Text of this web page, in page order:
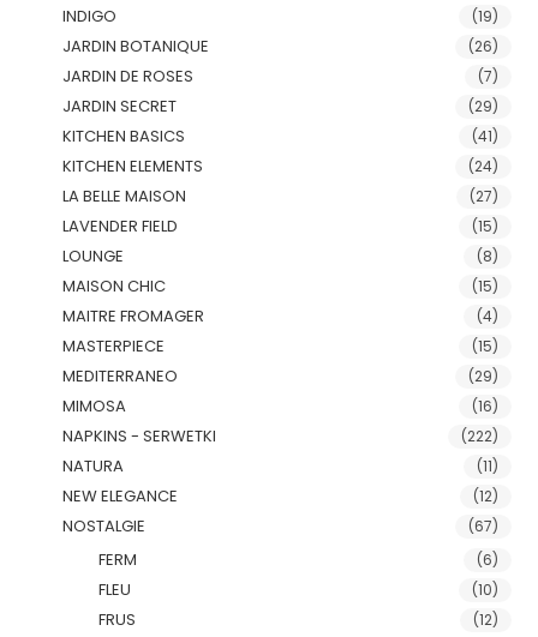
INDIGO (19)
JARDIN BOTANIQUE (26)
JARDIN DE ROSES (7)
JARDIN SECRET (29)
KITCHEN BASICS (41)
KITCHEN ELEMENTS (24)
LA BELLE MAISON (27)
LAVENDER FIELD (15)
LOUNGE (8)
MAISON CHIC (15)
MAITRE FROMAGER (4)
MASTERPIECE (15)
MEDITERRANEO (29)
MIMOSA (16)
NAPKINS - SERWETKI (222)
NATURA (11)
NEW ELEGANCE (12)
NOSTALGIE (67)
FERM (6)
FLEU (10)
FRUS (12)